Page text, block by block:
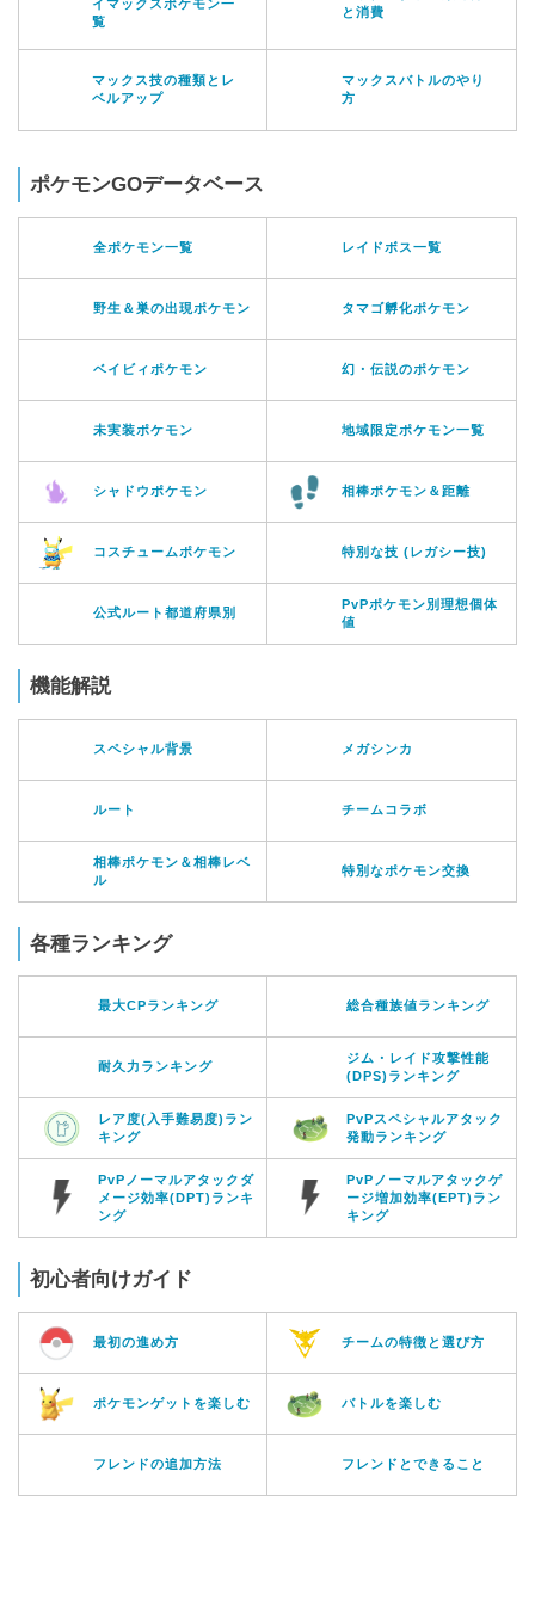
イマックスポケモン一
覧
と消費
マックス技の種類とレ
ベルアップ
マックスバトルのやり
方
ポケモンGOデータベース
全ポケモン一覧 レイドボス一覧
野生＆巣の出現ポケモン タマゴ孵化ポケモン
ベイビィポケモン 幻・伝説のポケモン
未実装ポケモン 地域限定ポケモン一覧
シャドウポケモン 相棒ポケモン＆距離
コスチュームポケモン 特別な技 (レガシー技)
公式ルート都道府県別
PvPポケモン別理想個体
値
機能解説
スペシャル背景 メガシンカ
ルート チームコラボ
相棒ポケモン＆相棒レベ
ル
特別なポケモン交換
各種ランキング
最大CPランキング 総合種族値ランキング
耐久力ランキング
ジム・レイド攻撃性能
(DPS)ランキング
レア度(入手難易度)ラン
キング
PvPスペシャルアタック
発動ランキング
PvPノーマルアタックダ
メージ効率(DPT)ランキ
ング
PvPノーマルアタックゲ
ージ増加効率(EPT)ラン
キング
初心者向けガイド
最初の進め方 チームの特徴と選び方
ポケモンゲットを楽しむ バトルを楽しむ
フレンドの追加方法 フレンドとできること